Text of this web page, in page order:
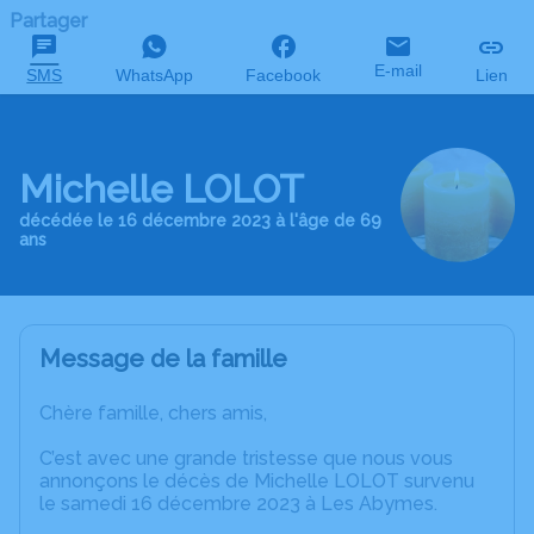
Partager
SMS WhatsApp Facebook E-mail Lien
Michelle LOLOT
décédée le 16 décembre 2023 à l'âge de 69
ans
Message de la famille
Chère famille, chers amis,
C’est avec une grande tristesse que nous vous
annonçons le décès de Michelle LOLOT survenu
le samedi 16 décembre 2023 à Les Abymes.